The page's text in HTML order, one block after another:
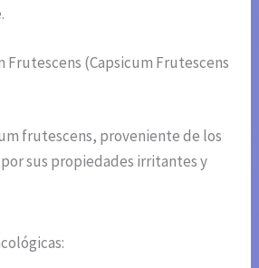
Frutescens (Capsicum Frutescens
frutescens, proveniente de los
sus propiedades irritantes y